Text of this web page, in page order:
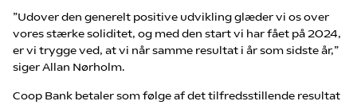
”Udover den generelt positive udvikling glæder vi os over
vores stærke soliditet, og med den start vi har fået på 2024,
er vi trygge ved, at vi når samme resultat i år som sidste år,”
siger Allan Nørholm.
Coop Bank betaler som følge af det tilfredsstillende resultat